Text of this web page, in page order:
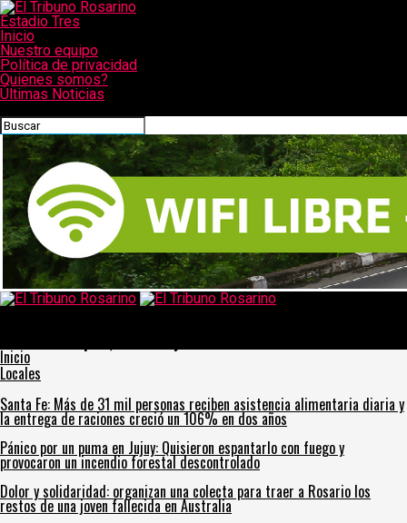
Estadio Tres
Inicio
Nuestro equipo
Política de privacidad
Quienes somos?
Últimas Noticias
Inicio
Locales
Santa Fe: Más de 31 mil personas reciben asistencia alimentaria diaria y
la entrega de raciones creció un 106% en dos años
Pánico por un puma en Jujuy: Quisieron espantarlo con fuego y
provocaron un incendio forestal descontrolado
Dolor y solidaridad: organizan una colecta para traer a Rosario los
restos de una joven fallecida en Australia